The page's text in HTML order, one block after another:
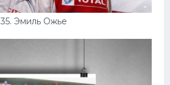
35. Эмиль Ожье